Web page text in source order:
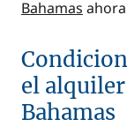
Bahamas
el alquiler
Bahamas